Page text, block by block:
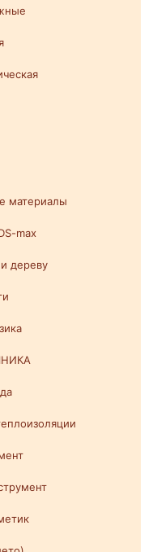
материалы
max
дереву